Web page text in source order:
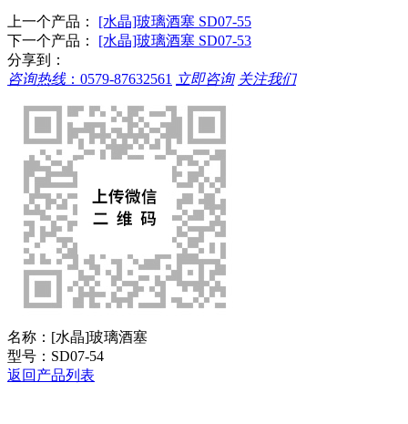
上一个产品： [水晶]玻璃酒塞 SD07-55
下一个产品： [水晶]玻璃酒塞 SD07-53
分享到：
咨询热线： 0579-87632561 立即咨询 关注我们
名称： [水晶]玻璃酒塞
型号： SD07-54
返回产品列表